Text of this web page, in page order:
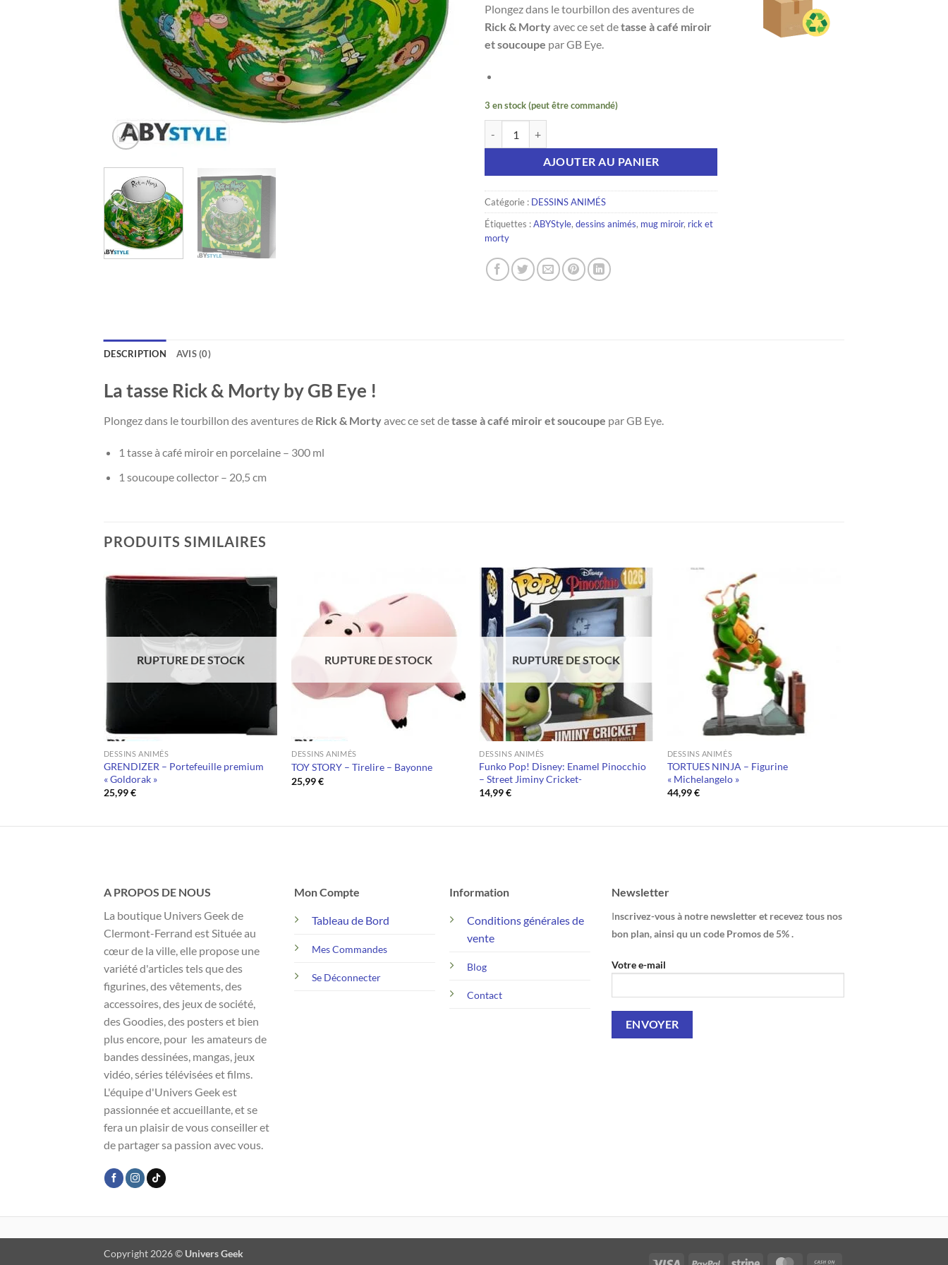
Plongez dans le tourbillon des aventures de
Rick & Mortyavec ce set detasse à café miroir
et soucoupe par GB Eye.
3 en stock (peut être commandé)
AJOUTER AU PANIER
Catégorie : DESSINS ANIMÉS
Étiquettes :ABYStyle, dessins animés, mug miroir, rick et
morty
DESCRIPTION AVIS (0)
La tasse Rick & Morty by GB Eye !
Plongez dans le tourbillon des aventures de Rick & Mortyavec ce set detasse à café miroir et soucoupe par GB Eye.
1 tasse à café miroir en porcelaine – 300 ml
1 soucoupe collector – 20,5 cm
PRODUITS SIMILAIRES
RUPTURE DE STOCK
DESSINS ANIMÉS
GRENDIZER – Portefeuille premium
« Goldorak »
25,99€
RUPTURE DE STOCK
DESSINS ANIMÉS
TOY STORY – Tirelire – Bayonne
25,99€
RUPTURE DE STOCK
DESSINS ANIMÉS
Funko Pop! Disney: Enamel Pinocchio
– Street Jiminy Cricket-
14,99€
DESSINS ANIMÉS
TORTUES NINJA – Figurine
« Michelangelo »
44,99€
A PROPOS DE NOUS
La boutique Univers Geek de
Clermont-Ferrand est Située au
cœur de la ville, elle propose une
variété d'articles tels que des
figurines, des vêtements, des
accessoires, des jeux de société,
des Goodies, des posters et bien
plus encore, pour les amateurs de
bandes dessinées, mangas, jeux
vidéo, séries télévisées et films.
L'équipe d'Univers Geek est
passionnée et accueillante, et se
fera un plaisir de vous conseiller et
de partager sa passion avec vous.
Mon Compte
Tableau de Bord
Mes Commandes
Se Déconnecter
Information
Conditions générales de
vente
Blog
Contact
Newsletter
Inscrivez-vous à notre newsletter et recevez tous nos
bon plan, ainsi qu un code Promos de 5% .
Votre e-mail
Visa PayPal Stripe MasterCard
Copyright 2026 © Univers Geek